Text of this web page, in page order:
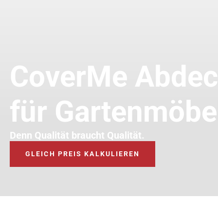
CoverMe
für
Denn Qualität braucht Qualität.
GLEICH PREIS KALKULIEREN